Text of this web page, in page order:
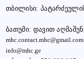
თბილისი:
ბათუმი: დავით
mhc.contact.mhc@gmail.com
info@mhc.ge